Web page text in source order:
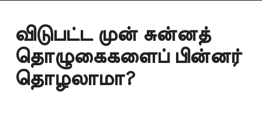
விடுபட்ட முன் சுன்னத்
தொழுகைகளைப் பின்னர்
தொழலாமா?